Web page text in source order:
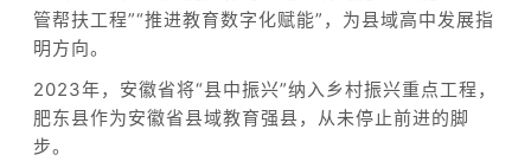
管帮扶工程”“推进教育数字化赋能”，为县域高中发展指
明方向。
2023年，安徽省将“县中振兴”纳入乡村振兴重点工程，
肥东县作为安徽省县域教育强县，从未停止前进的脚
步。